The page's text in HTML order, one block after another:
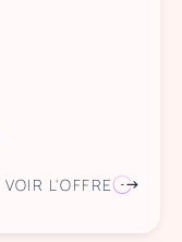
VOIR L'OFFRE